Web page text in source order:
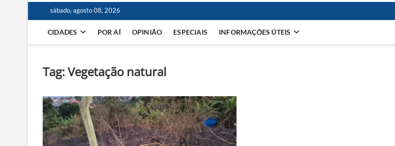
sábado, agosto 08, 2026
CIDADES POR AÍ OPINIÃO ESPECIAIS INFORMAÇÕES ÚTEIS
Tag:Vegetação natural